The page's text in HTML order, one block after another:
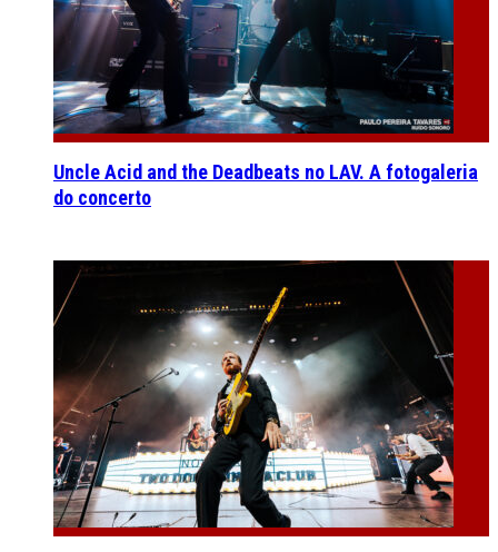
Uncle Acid and the Deadbeats no LAV. A fotogaleria
do concerto